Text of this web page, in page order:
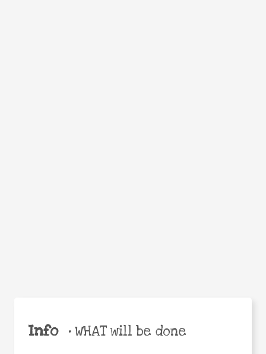
Info •WHAT will be done